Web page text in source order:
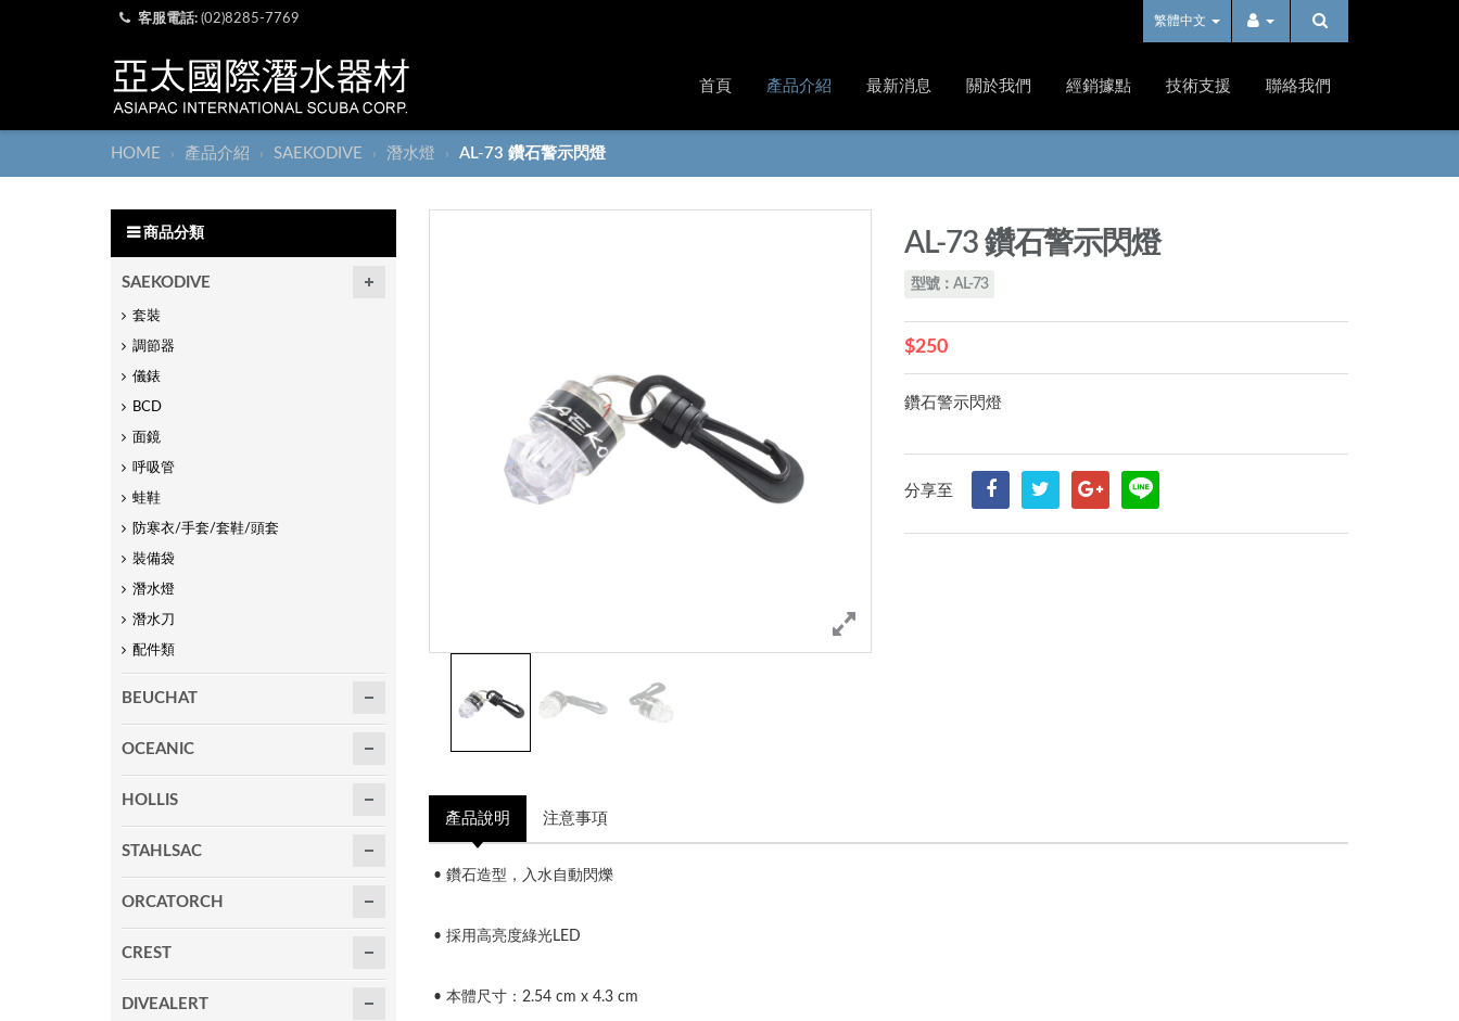
客服電話: (02)8285-7769 繁體中文
首頁 產品介紹 最新消息 關於我們 經銷據點 技術支援 聯絡我們
HOME › 產品介紹 › SAEKODIVE › 潛水燈 › AL-73 鑽石警示閃燈
AL-73 鑽石警示閃燈
型號：AL-73
$250
鑽石警示閃燈
分享至
產品說明 注意事項
• 鑽石造型，入水自動閃爍
• 採用高亮度綠光LED
• 本體尺寸：2.54 cm x 4.3 cm
商品分類
SAEKODIVE
套裝
調節器
儀錶
BCD
面鏡
呼吸管
蛙鞋
防寒衣/手套/套鞋/頭套
裝備袋
潛水燈
潛水刀
配件類
BEUCHAT
OCEANIC
HOLLIS
STAHLSAC
ORCATORCH
CREST
DIVEALERT